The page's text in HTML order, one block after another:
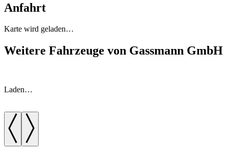
Anfahrt
Karte wird geladen…
Weitere Fahrzeuge von Gassmann GmbH
Laden…